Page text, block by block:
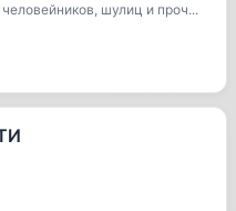
шулиц и проч...